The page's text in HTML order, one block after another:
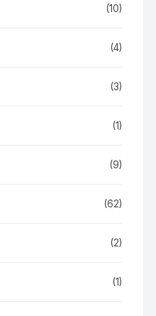
(10)
(4)
(3)
(1)
(9)
(62)
(2)
(1)